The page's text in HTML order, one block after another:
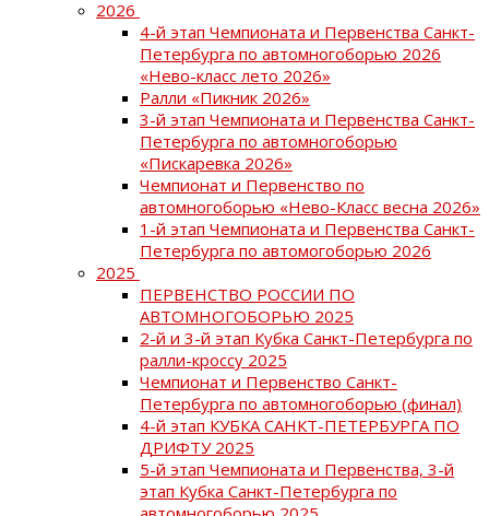
2026
4-й этап Чемпионата и Первенства Санкт-
Петербурга по автомногоборью 2026
«Нево-класс лето 2026»
Ралли «Пикник 2026»
3-й этап Чемпионата и Первенства Санкт-
Петербурга по автомногоборью
«Пискаревка 2026»
Чемпионат и Первенство по
автомногоборью «Нево-Класс весна 2026»
1-й этап Чемпионата и Первенства Санкт-
Петербурга по автомогоборью 2026
2025
ПЕРВЕНСТВО РОССИИ ПО
АВТОМНОГОБОРЬЮ 2025
2-й и 3-й этап Кубка Санкт-Петербурга по
ралли-кроссу 2025
Чемпионат и Первенство Санкт-
Петербурга по автомногоборью (финал)
4-й этап КУБКА САНКТ-ПЕТЕРБУРГА ПО
ДРИФТУ 2025
5-й этап Чемпионата и Первенства, 3-й
этап Кубка Санкт-Петербурга по